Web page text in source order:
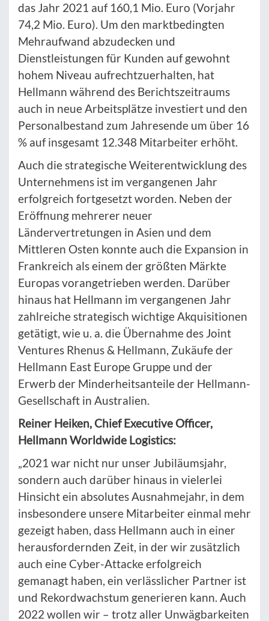
das Jahr 2021 auf 160,1 Mio. Euro (Vorjahr
74,2 Mio. Euro). Um den marktbedingten
Mehraufwand abzudecken und
Dienstleistungen für Kunden auf gewohnt
hohem Niveau aufrechtzuerhalten, hat
Hellmann während des Berichtszeitraums
auch in neue Arbeitsplätze investiert und den
Personalbestand zum Jahresende um über 16
% auf insgesamt 12.348 Mitarbeiter erhöht.
Auch die strategische Weiterentwicklung des
Unternehmens ist im vergangenen Jahr
erfolgreich fortgesetzt worden. Neben der
Eröffnung mehrerer neuer
Ländervertretungen in Asien und dem
Mittleren Osten konnte auch die Expansion in
Frankreich als einem der größten Märkte
Europas vorangetrieben werden. Darüber
hinaus hat Hellmann im vergangenen Jahr
zahlreiche strategisch wichtige Akquisitionen
getätigt, wie u. a. die Übernahme des Joint
Ventures Rhenus & Hellmann, Zukäufe der
Hellmann East Europe Gruppe und der
Erwerb der Minderheitsanteile der Hellmann-
Gesellschaft in Australien.
Reiner Heiken, Chief Executive Officer,
Hellmann Worldwide Logistics:
„2021 war nicht nur unser Jubiläumsjahr,
sondern auch darüber hinaus in vielerlei
Hinsicht ein absolutes Ausnahmejahr, in dem
insbesondere unsere Mitarbeiter einmal mehr
gezeigt haben, dass Hellmann auch in einer
herausfordernden Zeit, in der wir zusätzlich
auch eine Cyber-Attacke erfolgreich
gemanagt haben, ein verlässlicher Partner ist
und Rekordwachstum generieren kann. Auch
2022 wollen wir – trotz aller Unwägbarkeiten